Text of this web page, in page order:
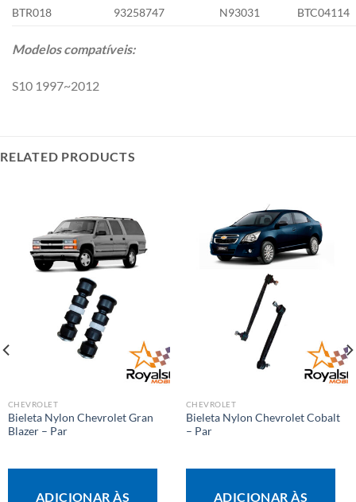
BTR018 93258747 N93031 BTC04114
Modelos compatíveis:
S10 1997~2012
RELATED PRODUCTS
CHEVROLET
Bieleta Nylon Chevrolet Gran
Blazer – Par
ADICIONAR ÀS
CHEVROLET
Bieleta Nylon Chevrolet Cobalt
– Par
ADICIONAR ÀS